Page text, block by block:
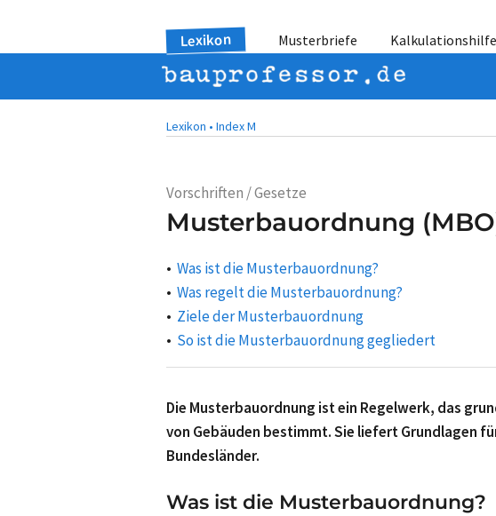
Lexikon Musterbriefe
Lexikon • Index M
Vorschriften / Gesetze
Musterbauordnung
Was ist die Musterbauordnung?
Was regelt die Musterbauordnung?
Ziele der Musterbauordnung
So ist die Musterbauordnung gegliedert
Die Musterbauordnung ist ein Regelwerk, das
von Gebäuden bestimmt. Sie liefert Grundlagen
Bundesländer.
Was ist die Musterbauordnung?